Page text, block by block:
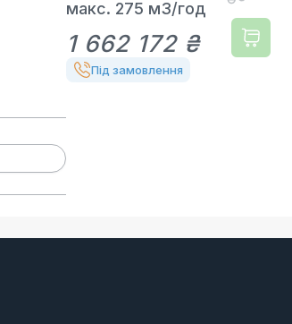
макс. 275 м3/год
1 662 172 ₴
Під замовлення